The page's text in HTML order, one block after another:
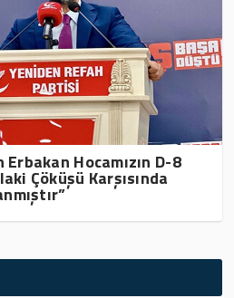
Erbakan Hocamızın D-8
Çöküşü Karşısında